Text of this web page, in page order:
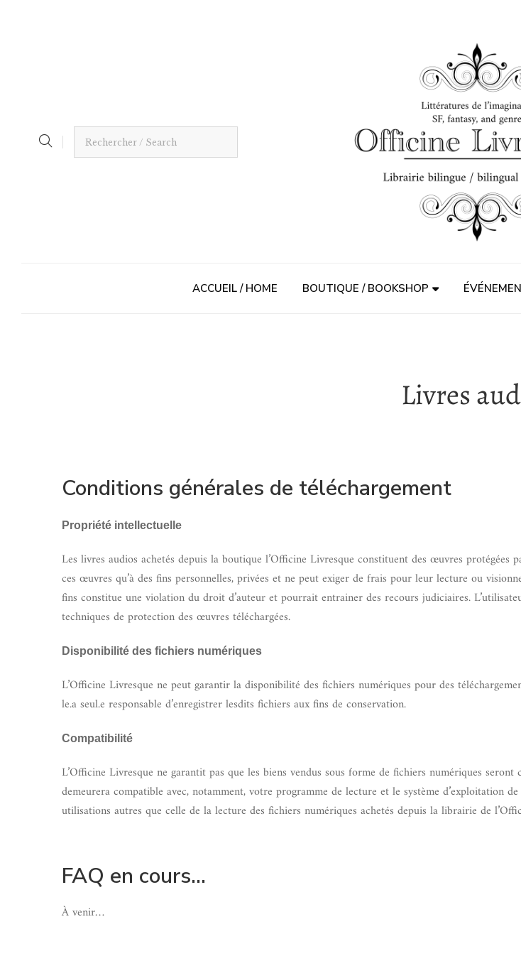
ACCUEIL / HOME BOUTIQUE / BOOKSHOP
Livres
Conditions générales de téléchargement
Propriété intellectuelle
Les livres audios achetés depuis la boutique l’Officine Livresque constituent des œuvres
ces œuvres qu’à des fins personnelles, privées et ne peut exiger de frais pour leur lecture ou
fins constitue une violation du droit d’auteur et pourrait entrainer des recours judiciaires.
techniques de protection des œuvres téléchargées.
Disponibilité des fichiers numériques
L’Officine Livresque ne peut garantir la disponibilité des fichiers numériques pour des
le.a seul.e responsable d’enregistrer lesdits fichiers aux fins de conservation.
Compatibilité
L’Officine Livresque ne garantit pas que les biens vendus sous forme de fichiers numériques
demeurera compatible avec, notamment, votre programme de lecture et le système d’exploitation
utilisations autres que celle de la lecture des fichiers numériques achetés depuis la librairie de
FAQ en cours…
À venir…